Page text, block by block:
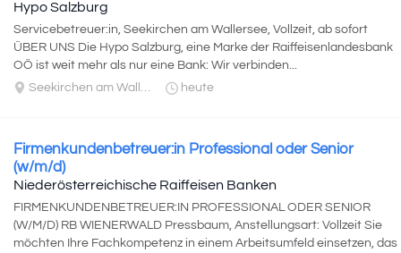
Hypo Salzburg
Servicebetreuer:in, Seekirchen am Wallersee, Vollzeit, ab sofort
ÜBER UNS Die Hypo Salzburg, eine Marke der Raiffeisenlandesbank
OÖ ist weit mehr als nur eine Bank: Wir verbinden...
Seekirchen am Wallersee
heute
Firmenkundenbetreuer:in Professional oder Senior
(w/m/d)
Niederösterreichische Raiffeisen Banken
FIRMENKUNDENBETREUER:IN PROFESSIONAL ODER SENIOR
(W/M/D) RB WIENERWALD Pressbaum, Anstellungsart: Vollzeit Sie
möchten Ihre Fachkompetenz in einem Arbeitsumfeld einsetzen, das